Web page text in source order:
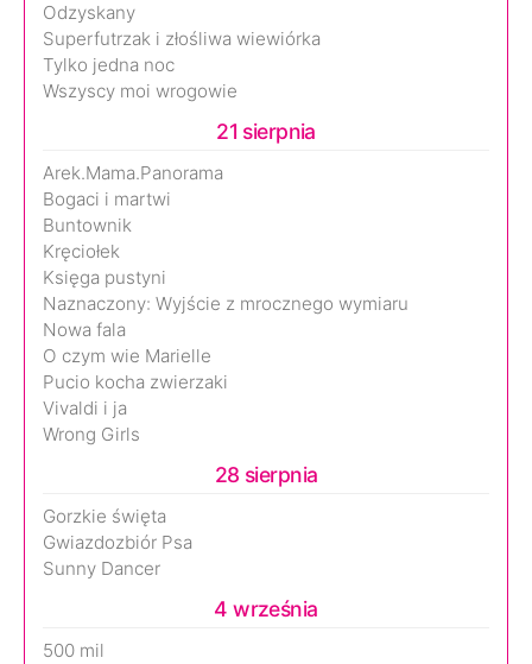
Odzyskany
Superfutrzak i złośliwa wiewiórka
Tylko jedna noc
Wszyscy moi wrogowie
21 sierpnia
Arek.Mama.Panorama
Bogaci i martwi
Buntownik
Kręciołek
Księga pustyni
Naznaczony: Wyjście z mrocznego wymiaru
Nowa fala
O czym wie Marielle
Pucio kocha zwierzaki
Vivaldi i ja
Wrong Girls
28 sierpnia
Gorzkie święta
Gwiazdozbiór Psa
Sunny Dancer
4 września
500 mil